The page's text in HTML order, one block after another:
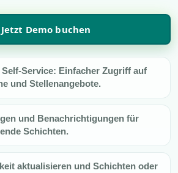
Jetzt Demo buchen
Self-Service: Einfacher Zugriff auf
und Stellenangebote.
und Benachrichtigungen für
Schichten.
aktualisieren und Schichten oder